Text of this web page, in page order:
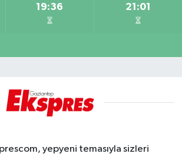
19:36 21:01
yepyeni temasıyla sizleri